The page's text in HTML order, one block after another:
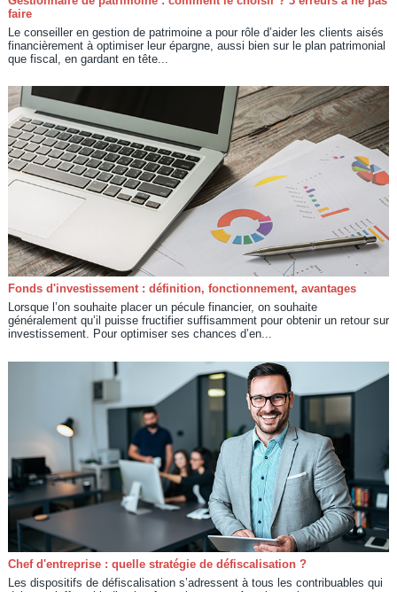
faire
Le conseiller en gestion de patrimoine a pour rôle d’aider les clients aisés
financièrement à optimiser leur épargne, aussi bien sur le plan patrimonial
que fiscal, en gardant en tête...
Fonds d'investissement : définition, fonctionnement, avantages
Lorsque l’on souhaite placer un pécule financier, on souhaite
généralement qu’il puisse fructifier suffisamment pour obtenir un retour sur
investissement. Pour optimiser ses chances d’en...
Chef d'entreprise : quelle stratégie de défiscalisation ?
Les dispositifs de défiscalisation s’adressent à tous les contribuables qui